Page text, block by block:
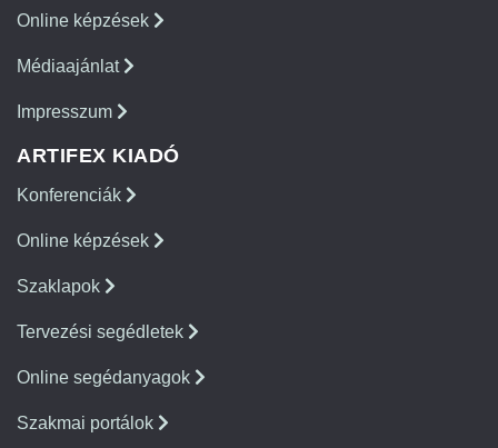
Online képzések
Médiaajánlat
Impresszum
ARTIFEX KIADÓ
Konferenciák
Online képzések
Szaklapok
Tervezési segédletek
Online segédanyagok
Szakmai portálok